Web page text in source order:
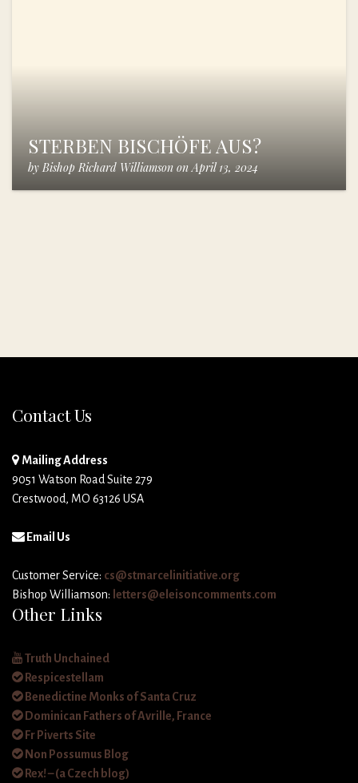
STERBEN BISCHÖFE AUS?
by Bishop Richard Williamson onApril 13, 2024
Contact Us
Mailing Address
9051 Watson Road Suite 279
Crestwood, MO 63126 USA
Email Us
Customer Service: cs@stmarcelinitiative.org
Bishop Williamson: letters@eleisoncomments.com
Other Links
Truth Unchained
Respicestellam
Benedictine Monks of Santa Cruz
Dominican Fathers of Avrille, France
Fr Piverts Site
Non Possumus Blog
Rex! – (a Czech blog)